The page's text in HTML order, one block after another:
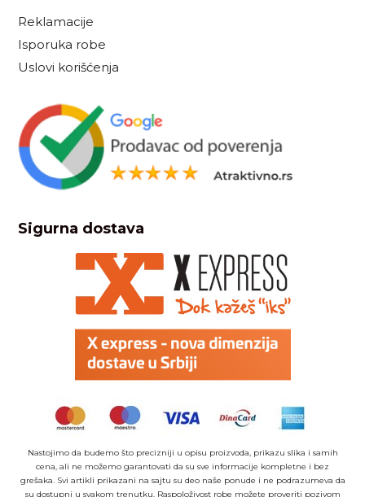
Reklamacije
Isporuka robe
Uslovi korišćenja
Sigurna dostava
Nastojimo da budemo što precizniji u opisu proizvoda, prikazu slika i samih
cena, ali ne možemo garantovati da su sve informacije kompletne i bez
grešaka. Svi artikli prikazani na sajtu su deo naše ponude i ne podrazumeva da
su dostupni u svakom trenutku. Raspoloživost robe možete proveriti pozivom